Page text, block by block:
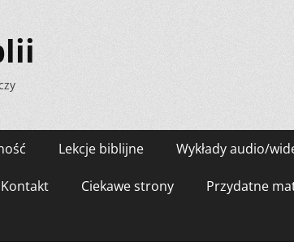
Lekcje biblijne Wykłady audio/
Kontakt Ciekawe strony Przydatne